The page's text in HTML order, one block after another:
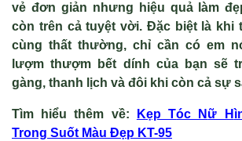
vẻ đơn giản nhưng hiệu quả làm
còn trên cả tuyệt vời. Đặc biệt là khi
cùng thất thường, chỉ cần có em
lượm thượm bết dính của bạn sẽ
gàng, thanh lịch và đôi khi còn cả sự
Tìm hiểu thêm về: Kẹp Tóc N ữ H
Trong Suốt Màu Đẹp KT-95